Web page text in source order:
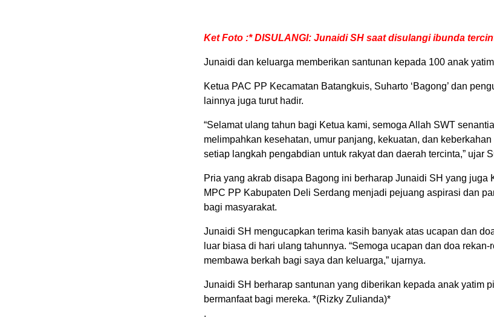
Ket Foto :* DISULANGI: Junaidi SH saat disulangi ibunda
Junaidi dan keluarga memberikan santunan kepada 100 anak
Ketua PAC PP Kecamatan Batangkuis, Suharto ‘Bagong’ dan
lainnya juga turut hadir.
“Selamat ulang tahun bagi Ketua kami, semoga Allah SWT
melimpahkan kesehatan, umur panjang, kekuatan, dan keberkahan
setiap langkah pengabdian untuk rakyat dan daerah tercinta,” ujar
Pria yang akrab disapa Bagong ini berharap Junaidi SH yang juga
MPC PP Kabupaten Deli Serdang menjadi pejuang aspirasi dan
bagi masyarakat.
Junaidi SH mengucapkan terima kasih banyak atas ucapan dan
luar biasa di hari ulang tahunnya. “Semoga ucapan dan doa rekan-
membawa berkah bagi saya dan keluarga,” ujarnya.
Junaidi SH berharap santunan yang diberikan kepada anak yatim
bermanfaat bagi mereka. *(Rizky Zulianda)*
.